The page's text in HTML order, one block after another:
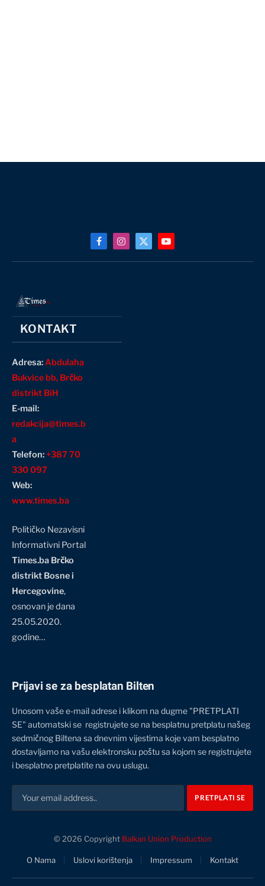
FacebookInstagram
X
(Twitter)
YouTube
KONTAKT
Adresa:Abdulaha
Bukvice bb, Brčko
distrikt BiH
E-mail:
redakcija@times.b
a
Telefon:+387 70
330 097
Web:
www.times.ba
Političko Nezavisni
Informativni Portal
Times.ba Brčko
distrikt Bosne i
Hercegovine,
osnovan je dana
25.05.2020.
godine…
Prijavi se za besplatan Bilten
Unosom vaše e-mail adrese i klikom na dugme "PRETPLATI
SE" automatski se registrujete se na besplatnu pretplatu našeg
sedmičnog Biltena sa dnevnim vijestima koje vam besplatno
dostavljamo na vašu elektronsku poštu sa kojom se registrujete
i besplatno pretplatite na ovu uslugu.
© 2026 Copyright Balkan Union Production
O Nama Uslovi korištenja Impressum Kontakt